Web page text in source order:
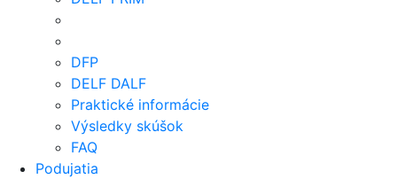
DFP
DELF DALF
Praktické informácie
Výsledky skúšok
FAQ
Podujatia